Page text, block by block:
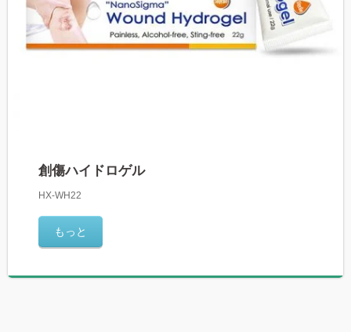
創傷ハイドロゲル
HX-WH22
もっと